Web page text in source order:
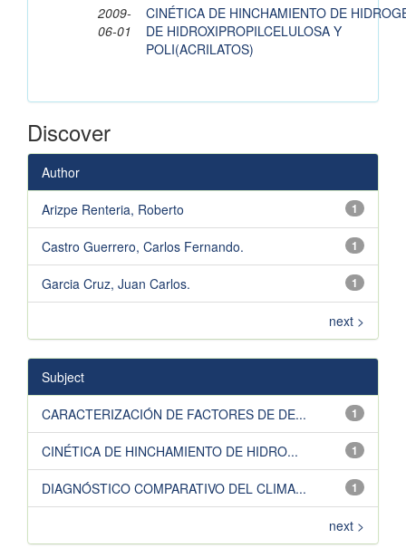
2009-
06-01
CINÉTICA DE HINCHAMIENTO DE
DE HIDROXIPROPILCELULOSA Y
POLI(ACRILATOS)
Discover
Author
1
Arizpe Renteria, Roberto
1
Castro Guerrero, Carlos Fernando.
1
Garcia Cruz, Juan Carlos.
next >
Subject
1
CARACTERIZACIÓN DE FACTORES DE DE...
1
CINÉTICA DE HINCHAMIENTO DE HIDRO...
1
DIAGNÓSTICO COMPARATIVO DEL CLIMA...
next >